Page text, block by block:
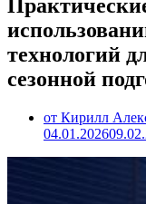
технологий
сезонной
от Кирилл
04.01.2026